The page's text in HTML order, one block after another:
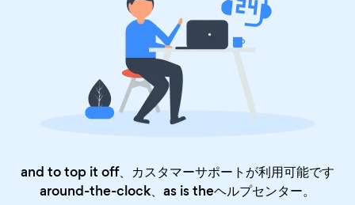
and to top it off、カスタマーサポートが利用可能です
around-the-clock、as is theヘルプセンター。